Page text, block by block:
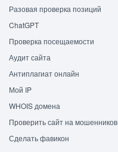
Разовая проверка позиций
ChatGPT
Проверка посещаемости
Аудит сайта
Антиплагиат онлайн
Мой IP
WHOIS домена
Проверить сайт на мошенников
Сделать фавикон